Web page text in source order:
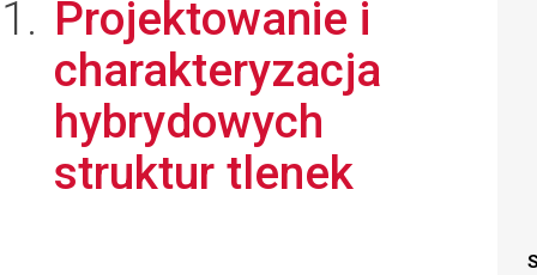
Projektowanie i
charakteryzacja
hybrydowych
struktur tlenek